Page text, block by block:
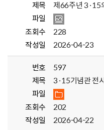
제목
제66주년 3·15
파일
조회수
228
작성일
2026-04-23
번호
597
제목
3·15기념관 전
파일
조회수
202
작성일
2026-04-22